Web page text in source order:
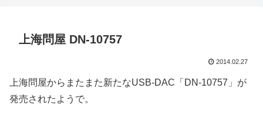
上海問屋 DN-10757
2014.02.27
上海問屋からまたまた新たなUSB-DAC「DN-10757」が
発売されたようで。